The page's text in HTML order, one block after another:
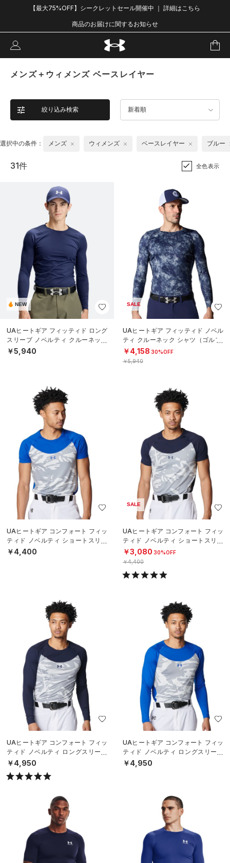
【最大75%OFF】シークレットセール開催中 ｜ 詳細はこちら
商品のお届けに関するお知らせ
メンズ＋ウィメンズ ベースレイヤー
絞り込み検索 新着順
選択中の条件： メンズ ウィメンズ ベースレイヤー ブルー
31件 全色表示
NEW
UAヒートギア フィッティド ロング
スリーブ ノベルティ クルーネック
シャツ（ゴルフ/MEN）
￥5,940
SALE
UAヒートギア フィッティド ノベル
ティ クルーネック シャツ（ゴルフ/
MEN）
￥4,158 30%OFF
￥5,940
UAヒートギア コンフォート フィッ
ティド ノベルティ ショートスリー
ブ クルーネック シャツ（ベースボ
￥4,400
SALE
UAヒートギア コンフォート フィッ
ティド ノベルティ ショートスリー
ブ クルーネック シャツ（ベースボ
ール
￥3,080 30%OFF
￥4,400
UAヒートギア コンフォート フィッ
ティド ノベルティ ロングスリーブ
クルーネック シャツ（ベースボー
ル/M
￥4,950
UAヒートギア コンフォート フィッ
ティド ノベルティ ロングスリーブ
クルーネック シャツ（ベースボー
￥4,950